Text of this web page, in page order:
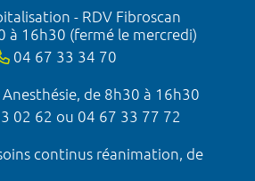
- RDV Fibroscan
à 16h30 (fermé le mercredi)
04 67 33 34 70
de 8h30 à 16h30
02 62 ou 04 67 33 77 72
continus réanimation, de